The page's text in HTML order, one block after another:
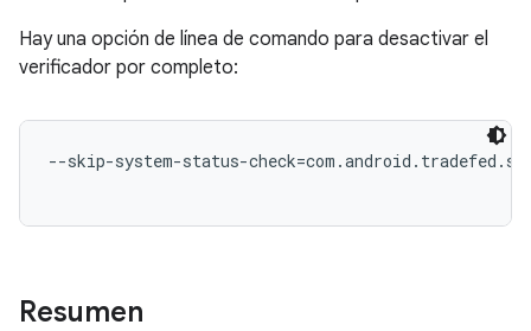
Hay una opción de línea de comando para desactivar el
verificador por completo:
--skip-system-status-
Resumen